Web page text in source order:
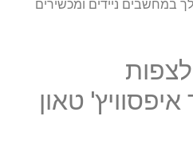
במחשבים ניידים ומכשירים
טאון